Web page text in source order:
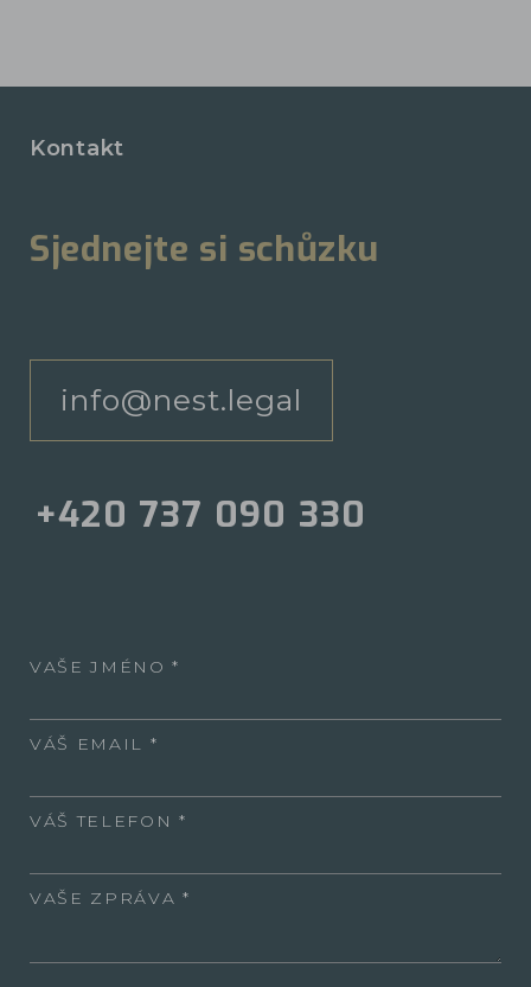
Kontakt
Sjednejte si schůzku
info@nest.legal
+420 737 090 330
VAŠE JMÉNO
VÁŠ EMAIL
VÁŠ TELEFON
VAŠE ZPRÁVA